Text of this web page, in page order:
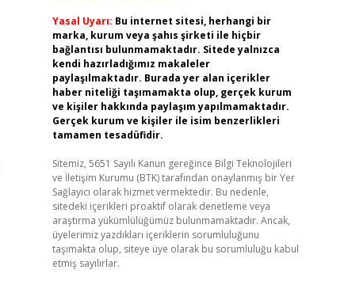
Yasal Uyarı: Bu internet sitesi, herhangi bir
marka, kurum veya şahıs şirketi ile hiçbir
bağlantısı bulunmamaktadır. Sitede yalnızca
kendi hazırladığımız makaleler
paylaşılmaktadır. Burada yer alan içerikler
haber niteliği taşımamakta olup, gerçek kurum
ve kişiler hakkında paylaşım yapılmamaktadır.
Gerçek kurum ve kişiler ile isim benzerlikleri
tamamen tesadüfidir.
Sitemiz, 5651 Sayılı Kanun gereğince Bilgi Teknolojileri
ve İletişim Kurumu (BTK) tarafından onaylanmış bir Yer
Sağlayıcı olarak hizmet vermektedir. Bu nedenle,
sitedeki içerikleri proaktif olarak denetleme veya
araştırma yükümlülüğümüz bulunmamaktadır. Ancak,
üyelerimiz yazdıkları içeriklerin sorumluluğunu
taşımakta olup, siteye üye olarak bu sorumluluğu kabul
etmiş sayılırlar.